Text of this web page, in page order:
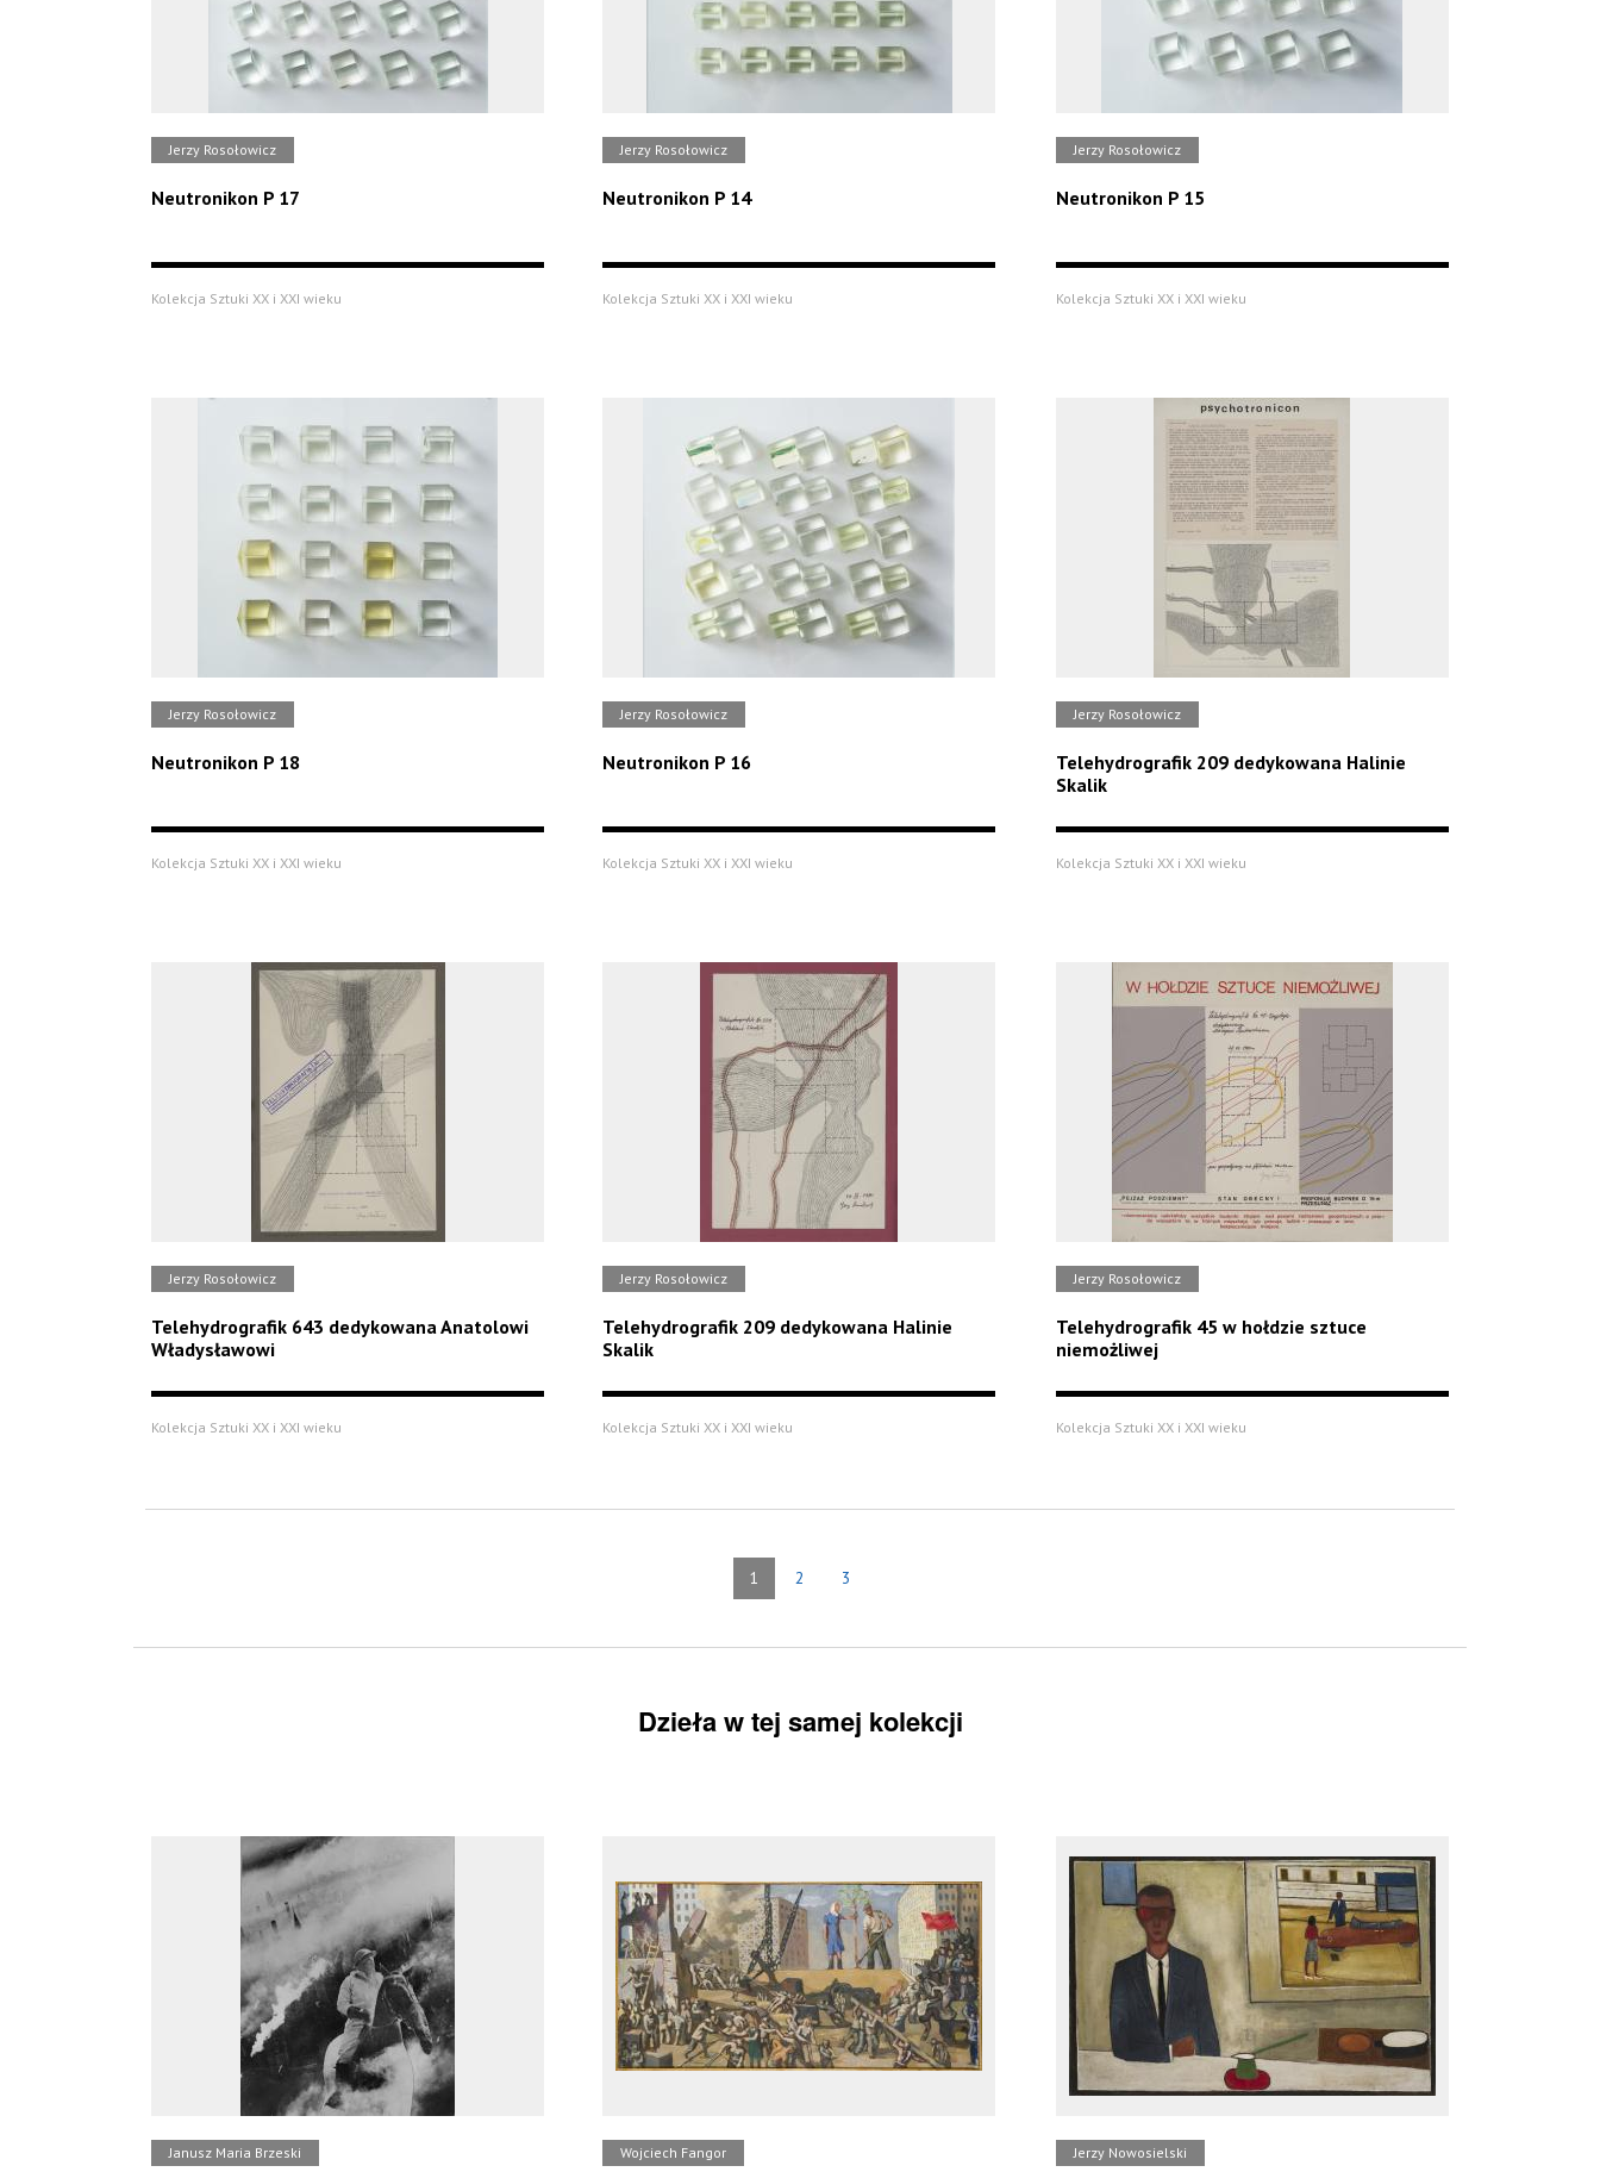
Jerzy Rosołowicz
Neutronikon P 17
Kolekcja Sztuki XX i XXI wieku
Jerzy Rosołowicz
Neutronikon P 14
Kolekcja Sztuki XX i XXI wieku
Jerzy Rosołowicz
Neutronikon P 15
Kolekcja Sztuki XX i XXI wieku
Jerzy Rosołowicz
Neutronikon P 18
Kolekcja Sztuki XX i XXI wieku
Jerzy Rosołowicz
Neutronikon P 16
Kolekcja Sztuki XX i XXI wieku
Jerzy Rosołowicz
Telehydrografik 209 dedykowana Halinie
Skalik
Kolekcja Sztuki XX i XXI wieku
Jerzy Rosołowicz
Telehydrografik 643 dedykowana Anatolowi
Władysławowi
Kolekcja Sztuki XX i XXI wieku
Jerzy Rosołowicz
Telehydrografik 209 dedykowana Halinie
Skalik
Kolekcja Sztuki XX i XXI wieku
Jerzy Rosołowicz
Telehydrografik 45 w hołdzie sztuce
niemożliwej
Kolekcja Sztuki XX i XXI wieku
1 2 3
Dzieła w tej samej kolekcji
Janusz Maria Brzeski Wojciech Fangor Jerzy Nowosielski